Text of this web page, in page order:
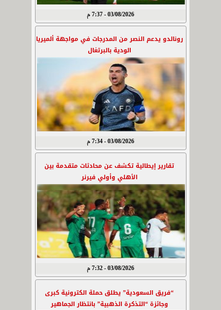
03/08/2026 - 7:37 م
رونالدو يدعم النصر من المدرجات في مواجهة ألميريا
الودية بالبرتغال
03/08/2026 - 7:34 م
تقارير إيطالية تكشف عن محادثات متقدمة بين
الأهلي وأولي فيرنر
03/08/2026 - 7:32 م
“فريق السعودية” يطلق حملة الكترونية كبرى
وجائزة “التذكرة الذهبية” بانتظار الجماهير